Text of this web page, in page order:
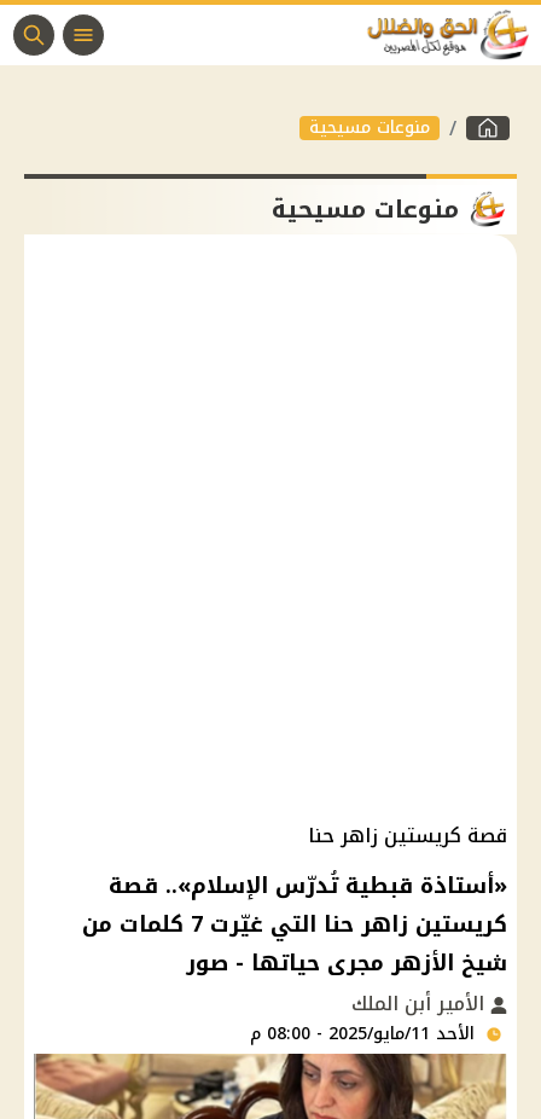
منوعات مسيحية
منوعات مسيحية
قصة كريستين زاهر حنا
«أستاذة قبطية تُدرّس الإسلام».. قصة
كريستين زاهر حنا التي غيّرت 7 كلمات من
شيخ الأزهر مجرى حياتها - صور
الأمير أبن الملك
الأحد 11/مايو/2025 - 08:00 م